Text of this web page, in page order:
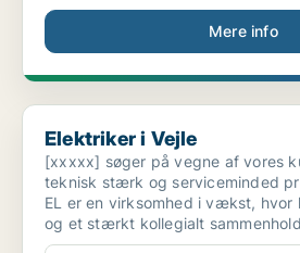
Mere info
Elektriker i Vejle
Elektriker i Vejle
[xxxxx] søger på vegne af vores
teknisk stærk og serviceminded
EL er en virksomhed i vækst, hvor
og et stærkt kollegialt